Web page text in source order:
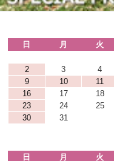
日
月 火
2
3 4
9
10 11
16
17 18
23
24 25
30
31
日
月 火